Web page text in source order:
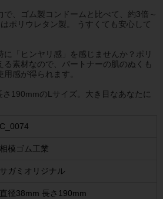
で、ゴム製コンドームと比べて、約3倍～
ポリウレタン製。 うすくても安心して
に「ヒンヤリ感」を感じませんか？ポリ
る素材なので、パートナーの肌のぬくも
感が得られます。
190mmのLサイズ。大き目なあなたに
C_0074
相模ゴム工業
サガミオリジナル
直径38mm 長さ190mm